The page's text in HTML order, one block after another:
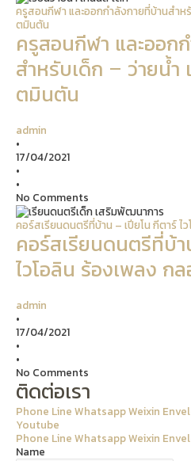
ครูสอนกีฬา และออกกำลังกายที่บ้านสำห
ตมินตัน
ครูสอนกีฬา และออก
สำหรับเด็ก – ว่ายน้ำ
ตมินตัน
admin
•
17/04/2021
•
•
No Comments
คอร์สเรียนดนตรีที่บ้าน – เปียโน กีตาร์ ไ
คอร์สเรียนดนตรีที่บ้
ไวโอลิน ร้องเพลง ก
admin
•
17/04/2021
•
•
No Comments
ติดต่อเรา
Phone Line WhatsappWeixin
Youtube
Phone Line WhatsappWeixin
Name